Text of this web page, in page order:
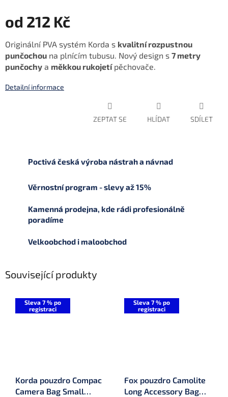
od 212 Kč
cena:
Originální PVA systém Korda s kvalitní rozpustnou
punčochou na plnícím tubusu. Nový design s 7 metry
punčochy a měkkou rukojetípěchovače.
Detailní informace
ZEPTAT SE HLÍDAT SDÍLET
Poctivá česká výroba nástrah a návnad
Věrnostní program - slevy až 15%
Kamenná prodejna, kde rádi profesionálně
poradíme
Velkoobchod i maloobchod
Související produkty
Sleva 7 % po
registraci
Korda pouzdro Compac
Camera Bag Small
Sleva 7 % po
registraci
Fox pouzdro Camolite
Long Accessory Bag